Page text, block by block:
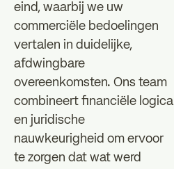
eind, waarbij we uw
commerciële bedoelingen
vertalen in duidelijke,
afdwingbare
overeenkomsten. Ons team
combineert financiële logica
en juridische
nauwkeurigheid om ervoor
te zorgen dat wat werd